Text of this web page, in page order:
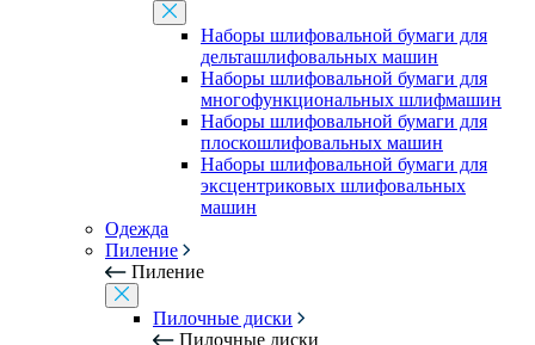
Наборы шлифовальной бумаги для
дельташлифовальных машин
Наборы шлифовальной бумаги для
многофункциональных шлифмашин
Наборы шлифовальной бумаги для
плоскошлифовальных машин
Наборы шлифовальной бумаги для
эксцентриковых шлифовальных
машин
Одежда
Пиление
Пиление
Пилочные диски
Пилочные диски